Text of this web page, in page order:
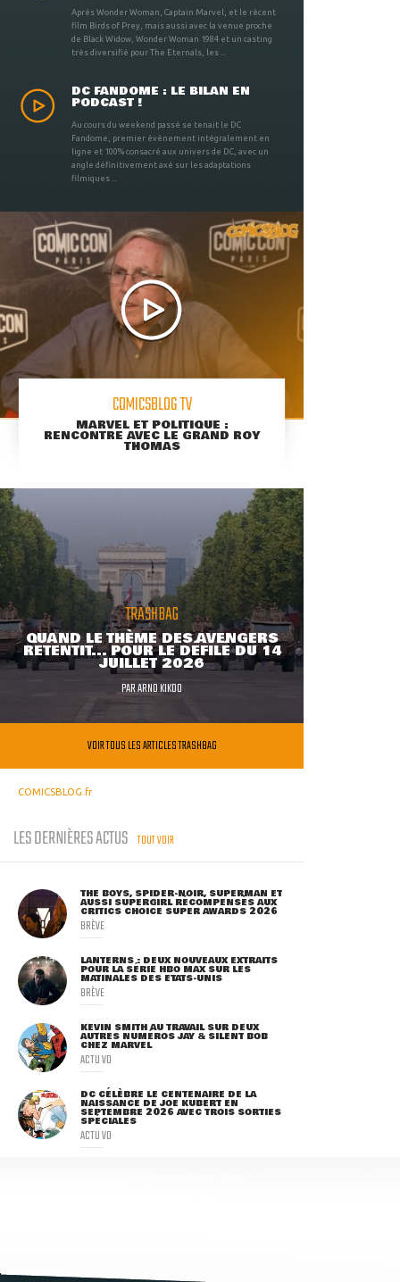
Après Wonder Woman, Captain Marvel, et le récent
film Birds of Prey, mais aussi avec la venue proche
de Black Widow, Wonder Woman 1984 et un casting
très diversifié pour The Eternals, les ...
DC FANDOME : LE BILAN EN
PODCAST !
Au cours du weekend passé se tenait le DC
Fandome, premier évènement intégralement en
ligne et 100% consacré aux univers de DC, avec un
angle définitivement axé sur les adaptations
filmiques ...
COMICSBLOG TV
MARVEL ET POLITIQUE :
RENCONTRE AVEC LE GRAND ROY
THOMAS
TRASHBAG
QUAND LE THÈME DES AVENGERS
RETENTIT... POUR LE DÉFILÉ DU 14
JUILLET 2026
PARARNO KIKOO
VOIR TOUS LES ARTICLES TRASHBAG
COMICSBLOG.fr
LES DERNIÈRES ACTUS TOUT VOIR
THE BOYS, SPIDER-NOIR, SUPERMAN ET
AUSSI SUPERGIRL RÉCOMPENSÉS AUX
CRITICS CHOICE SUPER AWARDS 2026
BRÈVE
LANTERNS : DEUX NOUVEAUX EXTRAITS
POUR LA SÉRIE HBO MAX SUR LES
MATINALES DES ETATS-UNIS
BRÈVE
KEVIN SMITH AU TRAVAIL SUR DEUX
AUTRES NUMÉROS JAY & SILENT BOB
CHEZ MARVEL
ACTU VO
DC CÉLÈBRE LE CENTENAIRE DE LA
NAISSANCE DE JOE KUBERT EN
SEPTEMBRE 2026 AVEC TROIS SORTIES
SPÉCIALES
ACTU VO